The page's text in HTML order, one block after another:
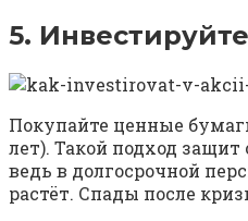
5.
Покупайте ценные
лет). Такой подход
ведь в долгосрочной
растёт. Спады после